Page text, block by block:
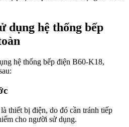
dụng hệ thống bếp
hệ thống bếp điện B60-K18,
thiết bị điện, do đó cần tránh tiếp
cho người sử dụng.